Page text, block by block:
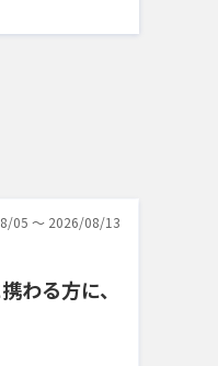
05 〜 2026/08/13
わる方に、